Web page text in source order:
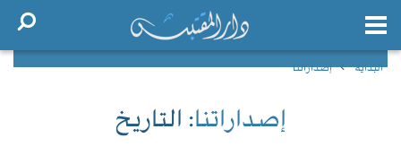
البداية إصداراتنا
إصداراتنا: التاريخ